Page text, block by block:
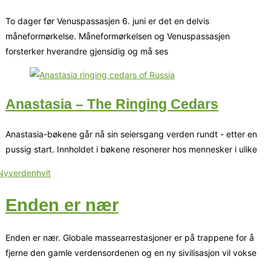
To dager før Venuspassasjen 6. juni er det en delvis
måneformørkelse. Måneformørkelsen og Venuspassasjen
forsterker hverandre gjensidig og må ses
Anastasia – The Ringing Cedars
Anastasia-bøkene går nå sin seiersgang verden rundt - etter en
pussig start. Innholdet i bøkene resonerer hos mennesker i ulike
Enden er nær
Enden er nær. Globale massearrestasjoner er på trappene for å
fjerne den gamle verdensordenen og en ny sivilisasjon vil vokse